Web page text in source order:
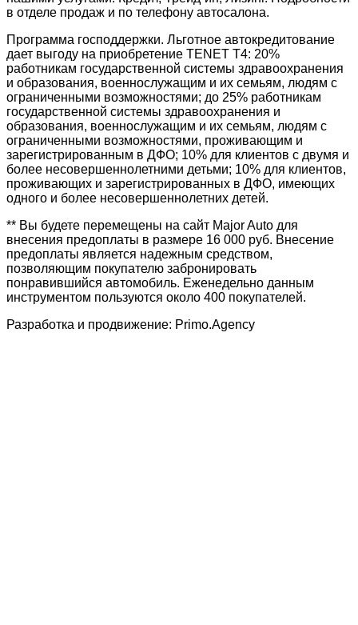
в отделе продаж и по телефону автосалона.
Программа господдержки. Льготное автокредитование
дает выгоду на приобретение TENET T4: 20%
работникам государственной системы здравоохранения
и образования, военнослужащим и их семьям, людям с
ограниченными возможностями; до 25% работникам
государственной системы здравоохранения и
образования, военнослужащим и их семьям, людям с
ограниченными возможностями, проживающим и
зарегистрированным в ДФО; 10% для клиентов с двумя и
более несовершеннолетними детьми; 10% для клиентов,
проживающих и зарегистрированных в ДФО, имеющих
одного и более несовершеннолетних детей.
** Вы будете перемещены на сайт Major Auto для
внесения предоплаты в размере 16 000 руб. Внесение
предоплаты является надежным средством,
позволяющим покупателю забронировать
понравившийся автомобиль. Еженедельно данным
инструментом пользуются около 400 покупателей.
Разработка и продвижение: Primo.Agency